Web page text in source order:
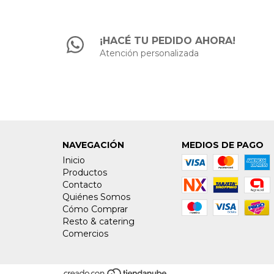
¡HACÉ TU PEDIDO AHORA!
Atención personalizada
NAVEGACIÓN
Inicio
Productos
Contacto
Quiénes Somos
Cómo Comprar
Resto & catering
Comercios
MEDIOS DE PAGO